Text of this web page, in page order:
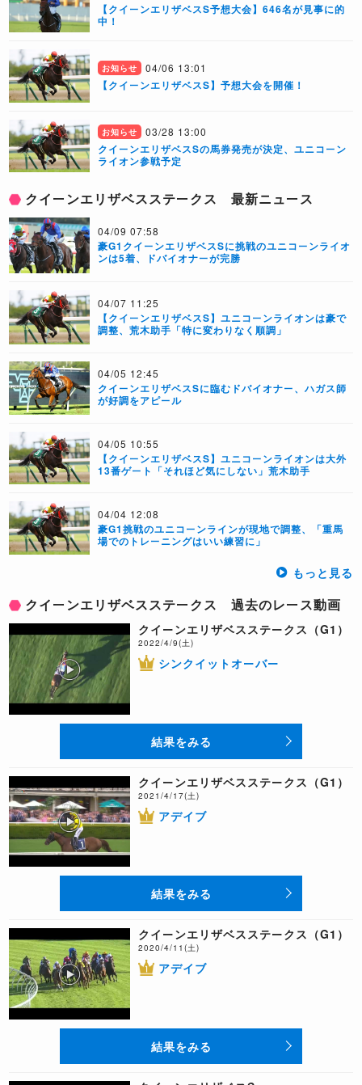
【クイーンエリザベスS予想大会】646名が見事に的
中！
お知らせ 04/06 13:01
【クイーンエリザベスS】予想大会を開催！
お知らせ 03/28 13:00
クイーンエリザベスSの馬券発売が決定、ユニコーン
ライオン参戦予定
クイーンエリザベスステークス 最新ニュース
04/09 07:58
豪G1クイーンエリザベスSに挑戦のユニコーンライオ
ンは5着、ドバイオナーが完勝
04/07 11:25
【クイーンエリザベスS】ユニコーンライオンは豪で
調整、荒木助手「特に変わりなく順調」
04/05 12:45
クイーンエリザベスSに臨むドバイオナー、ハガス師
が好調をアピール
04/05 10:55
【クイーンエリザベスS】ユニコーンライオンは大外
13番ゲート「それほど気にしない」荒木助手
04/04 12:08
豪G1挑戦のユニコーンラインが現地で調整、「重馬
場でのトレーニングはいい練習に」
もっと見る
クイーンエリザベスステークス 過去のレース動画
クイーンエリザベスステークス（G1）
2022/4/9(土)
シンクイットオーバー
結果をみる
クイーンエリザベスステークス（G1）
2021/4/17(土)
アデイブ
結果をみる
クイーンエリザベスステークス（G1）
2020/4/11(土)
アデイブ
結果をみる